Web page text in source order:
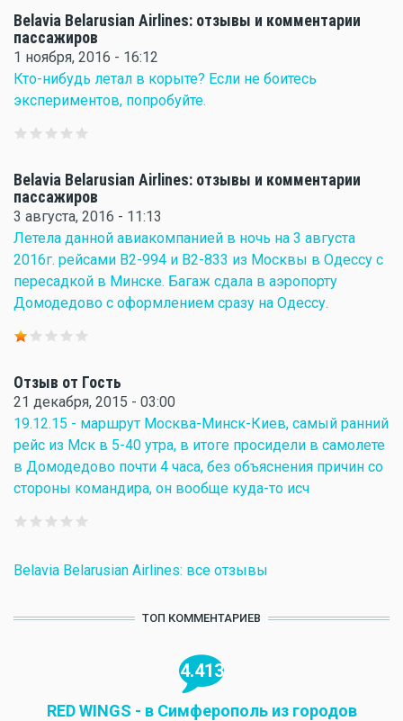
Belavia Belarusian Airlines: отзывы и комментарии
пассажиров
1 ноября, 2016 - 16:12
Кто-нибудь летал в корыте? Если не боитесь
экспериментов, попробуйте.
Belavia Belarusian Airlines: отзывы и комментарии
пассажиров
3 августа, 2016 - 11:13
Летела данной авиакомпанией в ночь на 3 августа
2016г. рейсами В2-994 и В2-833 из Москвы в Одессу с
пересадкой в Минске. Багаж сдала в аэропорту
Домодедово с оформлением сразу на Одессу.
Отзыв от Гость
21 декабря, 2015 - 03:00
19.12.15 - маршрут Москва-Минск-Киев, самый ранний
рейс из Мск в 5-40 утра, в итоге просидели в самолете
в Домодедово почти 4 часа, без объяснения причин со
стороны командира, он вообще куда-то исч
Belavia Belarusian Airlines: все отзывы
ТОП КОММЕНТАРИЕВ
4.413
RED WINGS - в Симферополь из городов